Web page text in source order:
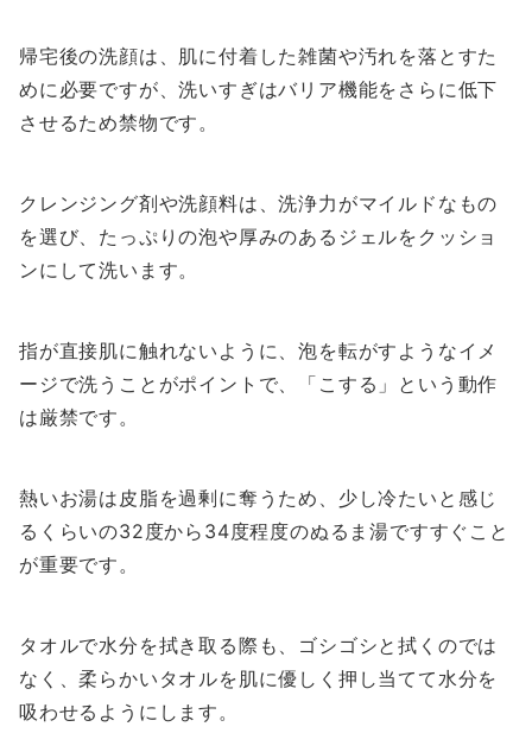
帰宅後の洗顔は、肌に付着した雑菌や汚れを落とすた
めに必要ですが、洗いすぎはバリア機能をさらに低下
させるため禁物です。
クレンジング剤や洗顔料は、洗浄力がマイルドなもの
を選び、たっぷりの泡や厚みのあるジェルをクッショ
ンにして洗います。
指が直接肌に触れないように、泡を転がすようなイメ
ージで洗うことがポイントで、「こする」という動作
は厳禁です。
熱いお湯は皮脂を過剰に奪うため、少し冷たいと感じ
るくらいの32度から34度程度のぬるま湯ですすぐこと
が重要です。
タオルで水分を拭き取る際も、ゴシゴシと拭くのでは
なく、柔らかいタオルを肌に優しく押し当てて水分を
吸わせるようにします。